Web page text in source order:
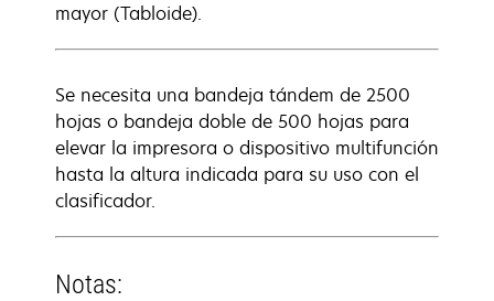
mayor (Tabloide).
Se necesita una bandeja tándem de 2500
hojas o bandeja doble de 500 hojas para
elevar la impresora o dispositivo multifunción
hasta la altura indicada para su uso con el
clasificador.
Notas: